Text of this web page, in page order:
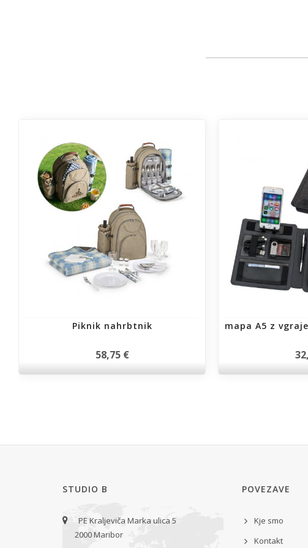
Piknik nahrbtnik
58,75 €
mapa A5 z
STUDIO B
PE Kraljeviča Marka ulica 5
2000 Maribor
POVEZAVE
Kje smo
Kontakt